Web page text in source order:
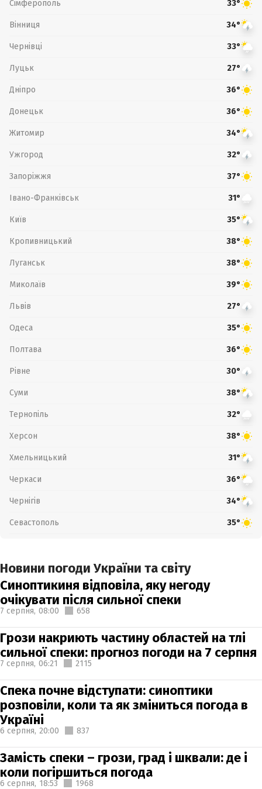
Сімферополь 33°
Вінниця 34°
Чернівці 33°
Луцьк 27°
Дніпро 36°
Донецьк 36°
Житомир 34°
Ужгород 32°
Запоріжжя 37°
Івано-Франківськ 31°
Київ 35°
Кропивницький 38°
Луганськ 38°
Миколаїв 39°
Львів 27°
Одеса 35°
Полтава 36°
Рівне 30°
Суми 38°
Тернопіль 32°
Херсон 38°
Хмельницький 31°
Черкаси 36°
Чернігів 34°
Севастополь 35°
Новини погоди України та світу
Синоптикиня відповіла, яку негоду
очікувати після сильної спеки
7 серпня, 08:00 658
Грози накриють частину областей на тлі
сильної спеки: прогноз погоди на 7 серпня
7 серпня, 06:21 2115
Спека почне відступати: синоптики
розповіли, коли та як зміниться погода в
Україні
6 серпня, 20:00 837
Замість спеки – грози, град і шквали: де і
коли погіршиться погода
6 серпня, 18:53 1968